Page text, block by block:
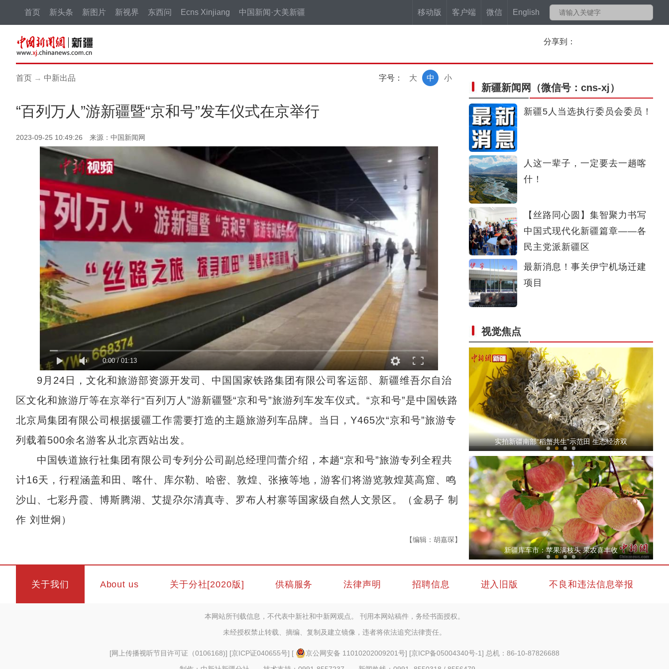
移动版 客户端 微信 English
首页 新头条 新图片 新视界 东西问 Ecns Xinjiang 中国新闻·大美新疆
分享到：
首页 → 中新出品 字号： 小
中
大
“百列万人”游新疆暨“京和号”发车仪式在京举行
2023-09-25 10:49:26 来源：中国新闻网
0:00/ 01:13
9月24日，文化和旅游部资源开发司、中国国家铁路集团有限公司客运部、新疆维吾尔自治
区文化和旅游厅等在京举行“百列万人”游新疆暨“京和号”旅游列车发车仪式。“京和号”是中国铁路
北京局集团有限公司根据援疆工作需要打造的主题旅游列车品牌。当日，Y465次“京和号”旅游专
列载着500余名游客从北京西站出发。
中国铁道旅行社集团有限公司专列分公司副总经理闫蕾介绍，本趟“京和号”旅游专列全程共
计16天，行程涵盖和田、喀什、库尔勒、哈密、敦煌、张掖等地，游客们将游览敦煌莫高窟、鸣
沙山、七彩丹霞、博斯腾湖、艾提尕尔清真寺、罗布人村寨等国家级自然人文景区。（金易子 制
作 刘世炯）
【编辑：胡嘉琛】
新疆新闻网 （微信号：cns-xj）
新疆5人当选执行委员会委员！
人这一辈子，一定要去一趟喀
什！
【丝路同心圆】集智聚力书写
中国式现代化新疆篇章——各
民主党派新疆区
最新消息！事关伊宁机场迁建
项目
视觉焦点
斑斓秋色怡人 油画般风景尽显秋日之美
新疆兵团：朽木变工艺品 提升价值能致富
实拍新疆南部“稻蟹共生”示范田 生态经济双
《上海古丽》男主米热：上海援疆成果让我眼
新疆库车市：苹果满枝头 果农喜丰收
关于我们 About us 关于分社[2020版] 供稿服务 法律声明 招聘信息 进入旧版 不良和违法信息举报
本网站所刊载信息，不代表中新社和中新网观点。 刊用本网站稿件，务经书面授权。
未经授权禁止转载、摘编、复制及建立镜像，违者将依法追究法律责任。
[网上传播视听节目许可证（0106168)] [京ICP证040655号] [ 京公网安备 11010202009201号] [京ICP备05004340号-1] 总机：86-10-87826688